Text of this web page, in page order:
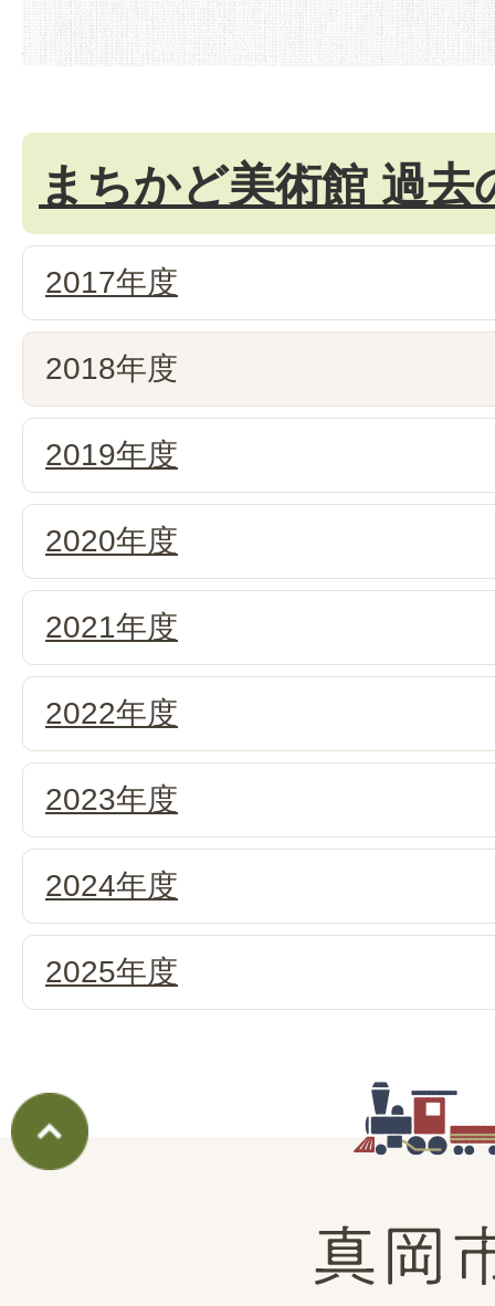
まちかど美術館 過去
2017年度
2018年度
2019年度
2020年度
2021年度
2022年度
2023年度
2024年度
2025年度
真
岡